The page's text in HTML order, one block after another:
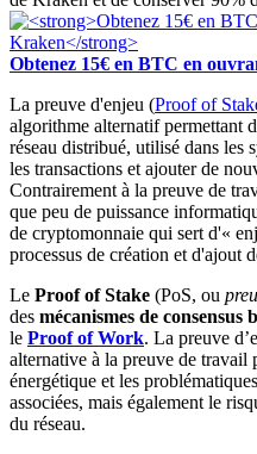
Obtenez 15€ en BTC en
La preuve d'enjeu (Proof of
algorithme alternatif permettant
réseau distribué, utilisé dans les
les transactions et ajouter de
Contrairement à la preuve de
que peu de puissance
de cryptomonnaie qui sert d'«
processus de création et d'ajout
Le Proof of Stake (PoS, ou
des mécanismes de consensus
le Proof of Work. La preuve
alternative à la preuve de
énergétique et les
associées, mais également le
du réseau.